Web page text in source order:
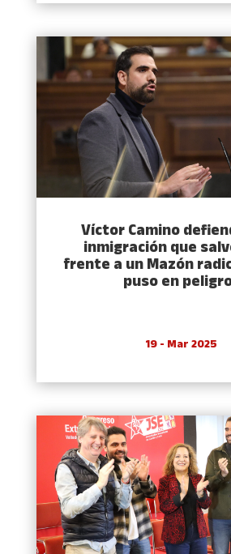
Víctor Camino
inmigración que
frente a un Mazón
puso en
19 - Mar 2025